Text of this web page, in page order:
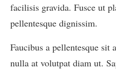
facilisis gravida. Fusce ut
pellentesque dignissim.
Faucibus a pellentesque sit
nulla at volutpat diam ut.